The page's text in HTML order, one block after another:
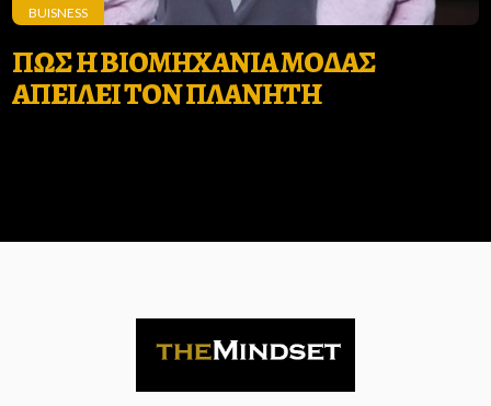
BUISNESS
ΠΩΣ Η ΒΙΟΜΗΧΑΝΙΑ ΜΟΔΑΣ
ΑΠΕΙΛΕΙ ΤΟΝ ΠΛΑΝΗΤΗ